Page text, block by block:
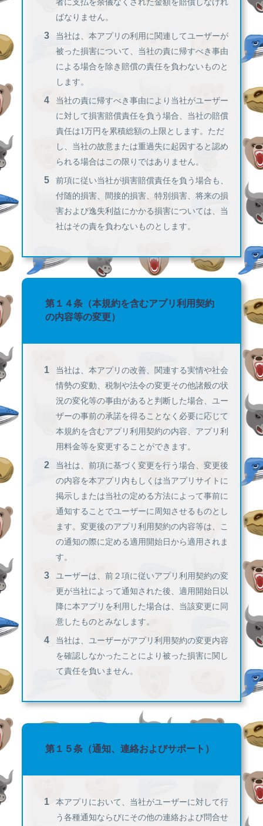
者に支払を余儀なくされた金額を賠償しなけれ
ばなりません。
当社は、本アプリの利用に関連してユーザーが
被った損害について、当社の責に帰すべき事由
による場合を除き賠償の責任を負わないものと
します。
当社の責に帰すべき事由により当社がユーザー
に対して損害賠償責任を負う場合、当社の賠償
責任は1万円を累積総額の上限とします。ただ
し、当社の故意または重過失に起因すると認め
られる場合はこの限りではありません。
前項に従い当社が損害賠償責任を負う場合も、
付随的損害、間接的損害、特別損害、将来の損
害および逸失利益にかかる損害については、当
社はその責を負わないものとします。
第１４条（本規約を含むアプリ利用契約
の内容等の変更）
当社は、本アプリの改善、関連する実情や社会
情勢の変動、税制や法令の変更その他諸般の状
況の変化等の事由があると判断した場合、ユー
ザーの事前の承諾を得ることなく必要に応じて
本規約を含むアプリ利用契約の内容、アプリ利
用料金等を変更することができます。
当社は、前項に基づく変更を行う場合、変更後
の内容を本アプリ内もしくは当アプリサイトに
掲示しまたは当社の定める方法によって事前に
通知することでユーザーに周知させるものとし
ます。変更後のアプリ利用契約の内容等は、こ
の通知の際に定める適用開始日から適用されま
す。
ユーザーは、前２項に従いアプリ利用契約の変
更が当社によって通知された後、適用開始日以
降に本アプリを利用した場合は、当該変更に同
意したものとみなします。
当社は、ユーザーがアプリ利用契約の変更内容
を確認しなかったことにより被った損害に関し
て責任を負いません。
第１５条（通知、連絡およびサポート）
本アプリにおいて、当社がユーザーに対して行
う各種通知ならびにその他の連絡および問合せ